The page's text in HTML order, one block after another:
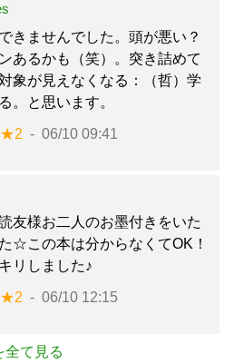
きませんでした。頭が悪い？
あるかも（笑）。突き詰めて
象が見えなくなる：（哲）学
。と思います。
★2 06/10 09:41
友様お二人のお墨付きをいた
☆この本は分からなくてOK！
リしました♪
★2 06/10 12:15
全て見る